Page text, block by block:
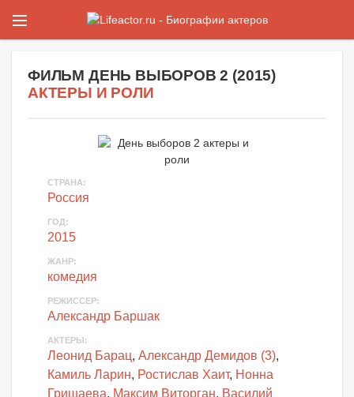
ФИЛЬМ ДЕНЬ ВЫБОРОВ 2 (2015)
АКТЕРЫ И РОЛИ
СТРАНА:
Россия
ГОД:
2015
ЖАНР:
комедия
РЕЖИССЕР:
Александр Баршак
АКТЕРЫ:
Леонид Барац, Александр Демидов (3),
Камиль Ларин, Ростислав Хаит, Нонна
Гришаева, Максим Виторган, Василий